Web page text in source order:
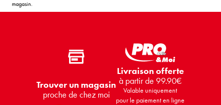
magasin.
Trouver un magasin
proche de chez moi
Livraison offerte
à partir de 99.90€
Valable uniquement
pour le paiement en ligne